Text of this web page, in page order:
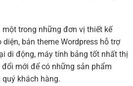
trong những đơn vị thiết kế
bán theme Wordpress hỗ trợ
di động, máy tính bảng tốt nhất thị
mới để có những sản phẩm
khách hàng.